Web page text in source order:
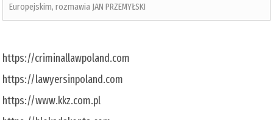
Europejskim, rozmawia JAN PRZEMYŁSKI
https://criminallawpoland.com
https://lawyersinpoland.com
https://www.kkz.com.pl